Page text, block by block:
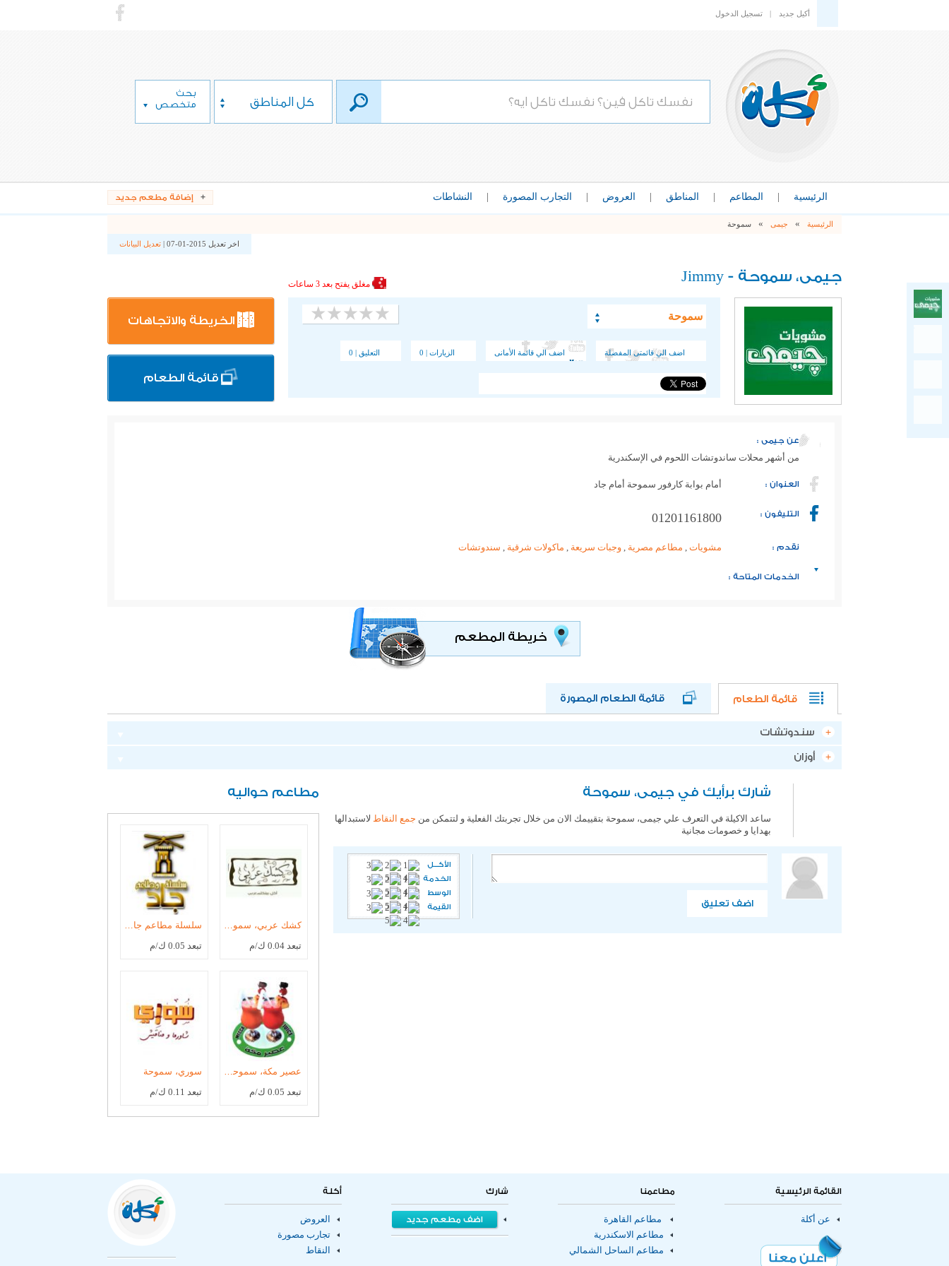
أكيل جديد | تسجيل الدخول
كل المناطق
بحث
متخصص
الرئيسية المطاعم المناطق العروض التجارب المصورة النشاطات إضافة مطعم جديد
الرئيسية » جيمى » سموحة
جيمى، سموحة - Jimmy
اخر تعديل 2015-01-07 | تعديل البيانات
سموحة
اضف الي قائمتى المفضلة اضف الي قائمة الأمانى الزيارات | 0 التعليق | 0
مغلق يفتح بعد 3 ساعات
الخريطة والاتجاهات
قائمة الطعام
عن جيمى :
من أشهر محلات ساندوتشات اللحوم في الإسكندرية
العنوان : أمام بوابة كارفور سموحة أمام جاد
التليفون : 01201161800
نقدم : مشويات , مطاعم مصرية , وجبات سريعة , ماكولات شرقية , سندوتشات
الخدمات المتاحة :
خريطة المطعم
قائمة الطعام قائمة الطعام المصورة
سندوتشات
أوزان
مطاعم حواليه
تبعد 0.04 ك/م تبعد 0.05 ك/م
تبعد 0.05 ك/م
سوري، سموحة
تبعد 0.11 ك/م
شارك برأيك في جيمى، سموحة
ساعد الاكيلة في التعرف علي جيمى، سموحة بتقييمك الان من خلال تجربتك الفعلية و لتتمكن من جمع النقاط لاستبدالها
بهدايا و خصومات مجانية
اضف تعليق
الأكـــل
الخدمة
الوسط
القيمة
القائمة الرئيسية
عن أكلة
مطاعمنا
مطاعم القاهرة
مطاعم الاسكندرية
مطاعم الساحل الشمالي
شارك
اضف مطعم جديد
أكلة
العروض
تجارب مصورة
النقاط